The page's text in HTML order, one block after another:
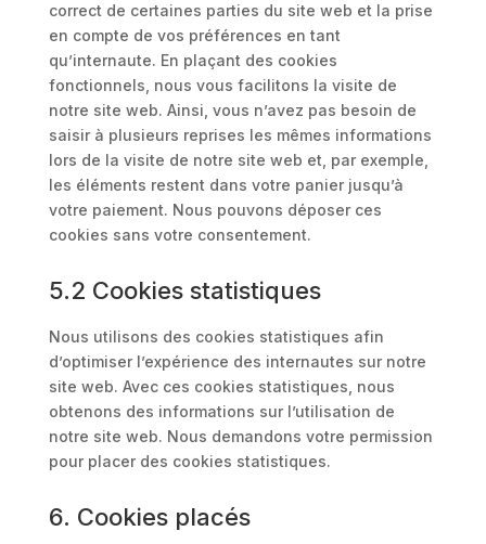
correct de certaines parties du site web et la prise
en compte de vos préférences en tant
qu’internaute. En plaçant des cookies
fonctionnels, nous vous facilitons la visite de
notre site web. Ainsi, vous n’avez pas besoin de
saisir à plusieurs reprises les mêmes informations
lors de la visite de notre site web et, par exemple,
les éléments restent dans votre panier jusqu’à
votre paiement. Nous pouvons déposer ces
cookies sans votre consentement.
5.2 Cookies statistiques
Nous utilisons des cookies statistiques afin
d’optimiser l’expérience des internautes sur notre
site web. Avec ces cookies statistiques, nous
obtenons des informations sur l’utilisation de
notre site web. Nous demandons votre permission
pour placer des cookies statistiques.
6. Cookies placés